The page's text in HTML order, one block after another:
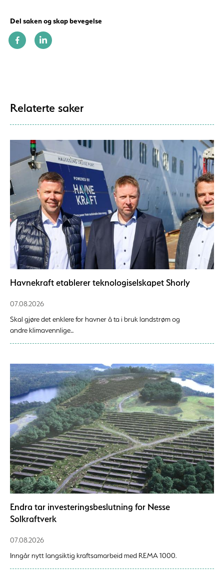
Del saken og skap bevegelse
Relaterte saker
Havnekraft etablerer teknologiselskapet Shorly
07.08.2026
Skal gjøre det enklere for havner å ta i bruk landstrøm og
andre klimavennlige...
Endra tar investeringsbeslutning for Nesse
Solkraftverk
07.08.2026
Inngår nytt langsiktig kraftsamarbeid med REMA 1000.